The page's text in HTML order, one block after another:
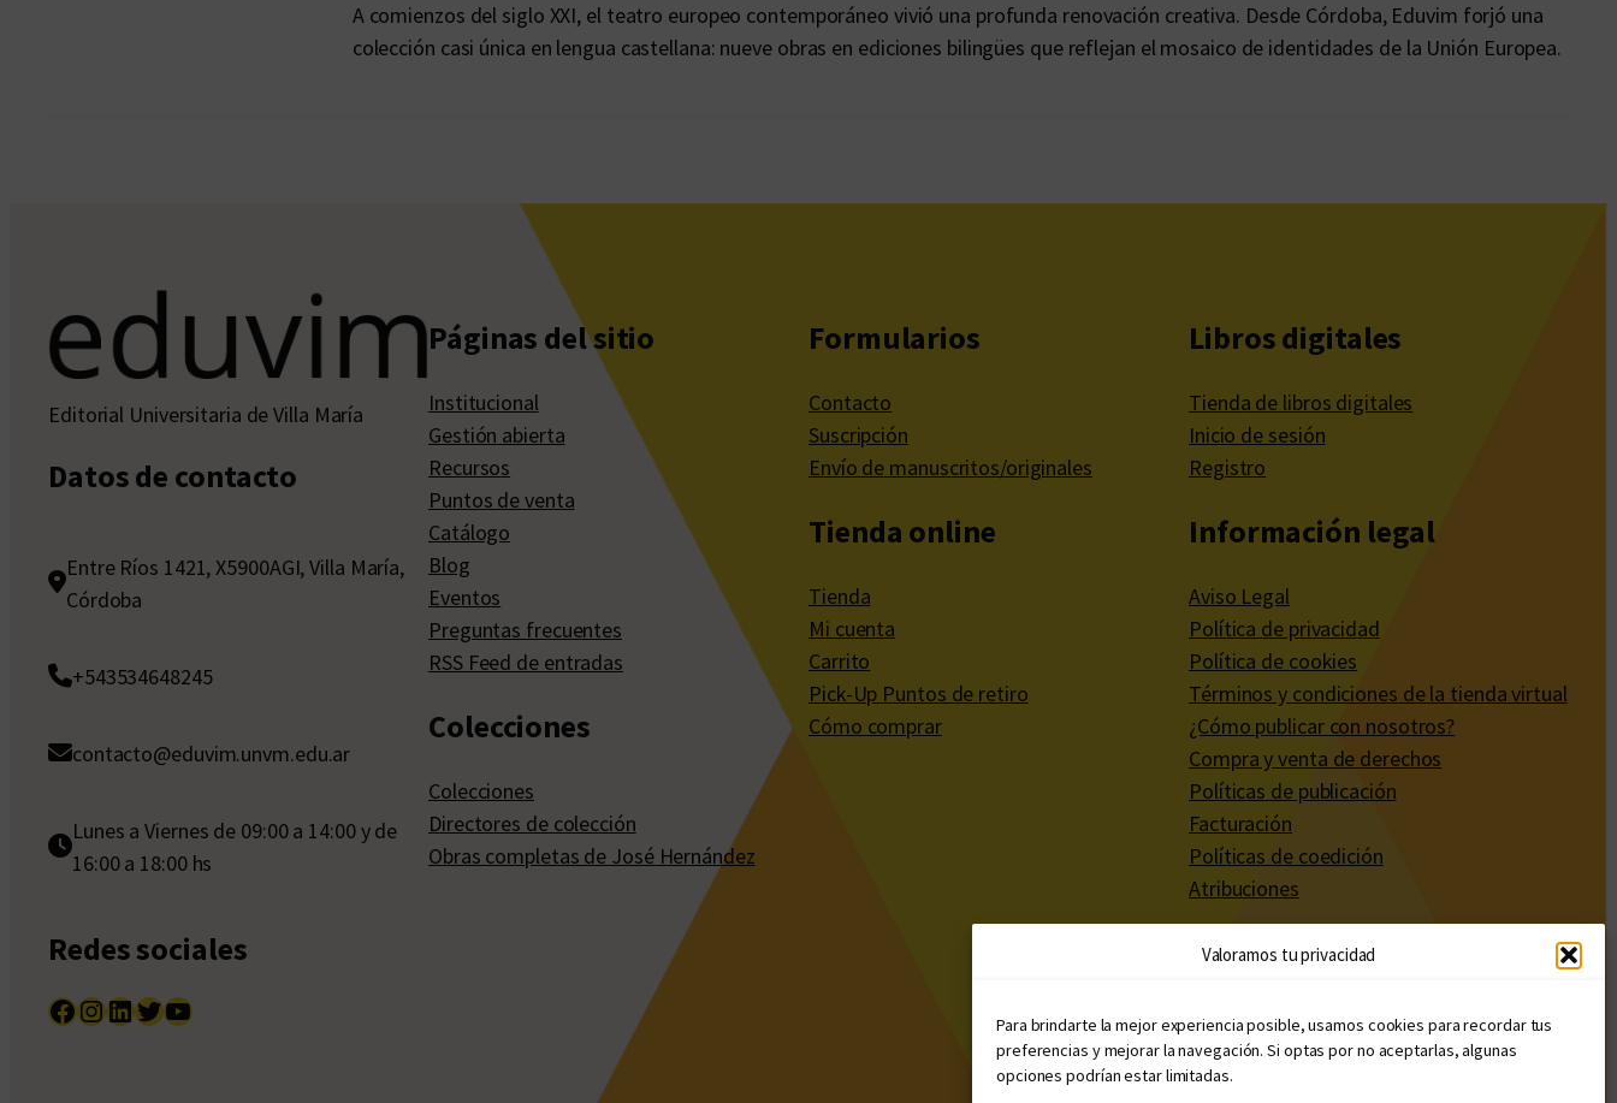
Valoramos tu privacidad
Para brindarte la mejor experiencia posible, usamos cookies para recordar tus
preferencias y mejorar la navegación. Si optas por no aceptarlas, algunas
opciones podrían estar limitadas.
A comienzos del siglo XXI, el teatro europeo contemporáneo vivió una profunda renovación creativa. Desde Córdoba, Eduvim forjó una
colección casi única en lengua castellana: nueve obras en ediciones bilingües que reflejan el mosaico de identidades de la Unión Europea.
Editorial Universitaria de Villa María
Datos de contacto
Entre Ríos 1421, X5900AGI, Villa María,
Córdoba
+543534648245
contacto@eduvim.unvm.edu.ar
Lunes a Viernes de 09:00 a 14:00 y de
16:00 a 18:00 hs
Redes sociales
Facebook InstagramLinkedIn Twitter YouTube
Páginas del sitio
Institucional
Gestión abierta
Recursos
Puntos de venta
Catálogo
Blog
Eventos
Preguntas frecuentes
RSS Feed de entradas
Colecciones
Colecciones
Directores de colección
Obras completas de José Hernández
Formularios
Contacto
Suscripción
Envío de manuscritos/originales
Tienda online
Tienda
Mi cuenta
Carrito
Pick-Up Puntos de retiro
Cómo comprar
Libros digitales
Tienda de libros digitales
Inicio de sesión
Registro
Información legal
Aviso Legal
Política de privacidad
Política de cookies
Términos y condiciones de la tienda virtual
¿Cómo publicar con nosotros?
Compra y venta de derechos
Políticas de publicación
Facturación
Políticas de coedición
Atribuciones